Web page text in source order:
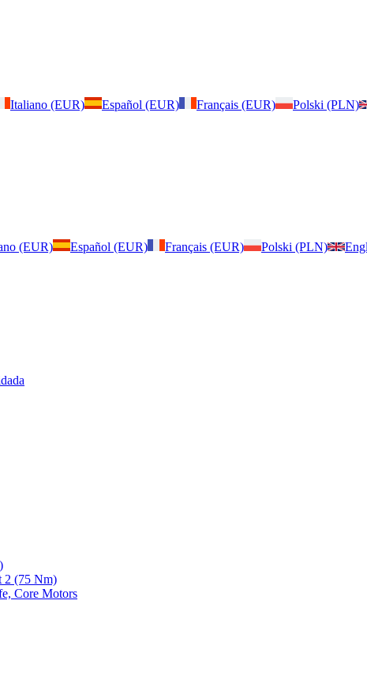
Italiano (EUR) Español (EUR) Français (EUR) Polski (PLN)
(EUR) Español (EUR) Français (EUR) Polski (PLN)
2 (75 Nm)
Core Motors